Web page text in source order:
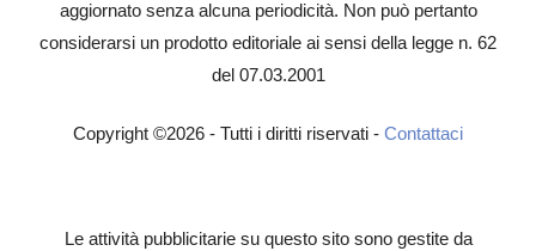
aggiornato senza alcuna periodicità. Non può pertanto
considerarsi un prodotto editoriale ai sensi della legge n. 62
del 07.03.2001
Copyright ©2026 - Tutti i diritti riservati - Contattaci
Le attività pubblicitarie su questo sito sono gestite da